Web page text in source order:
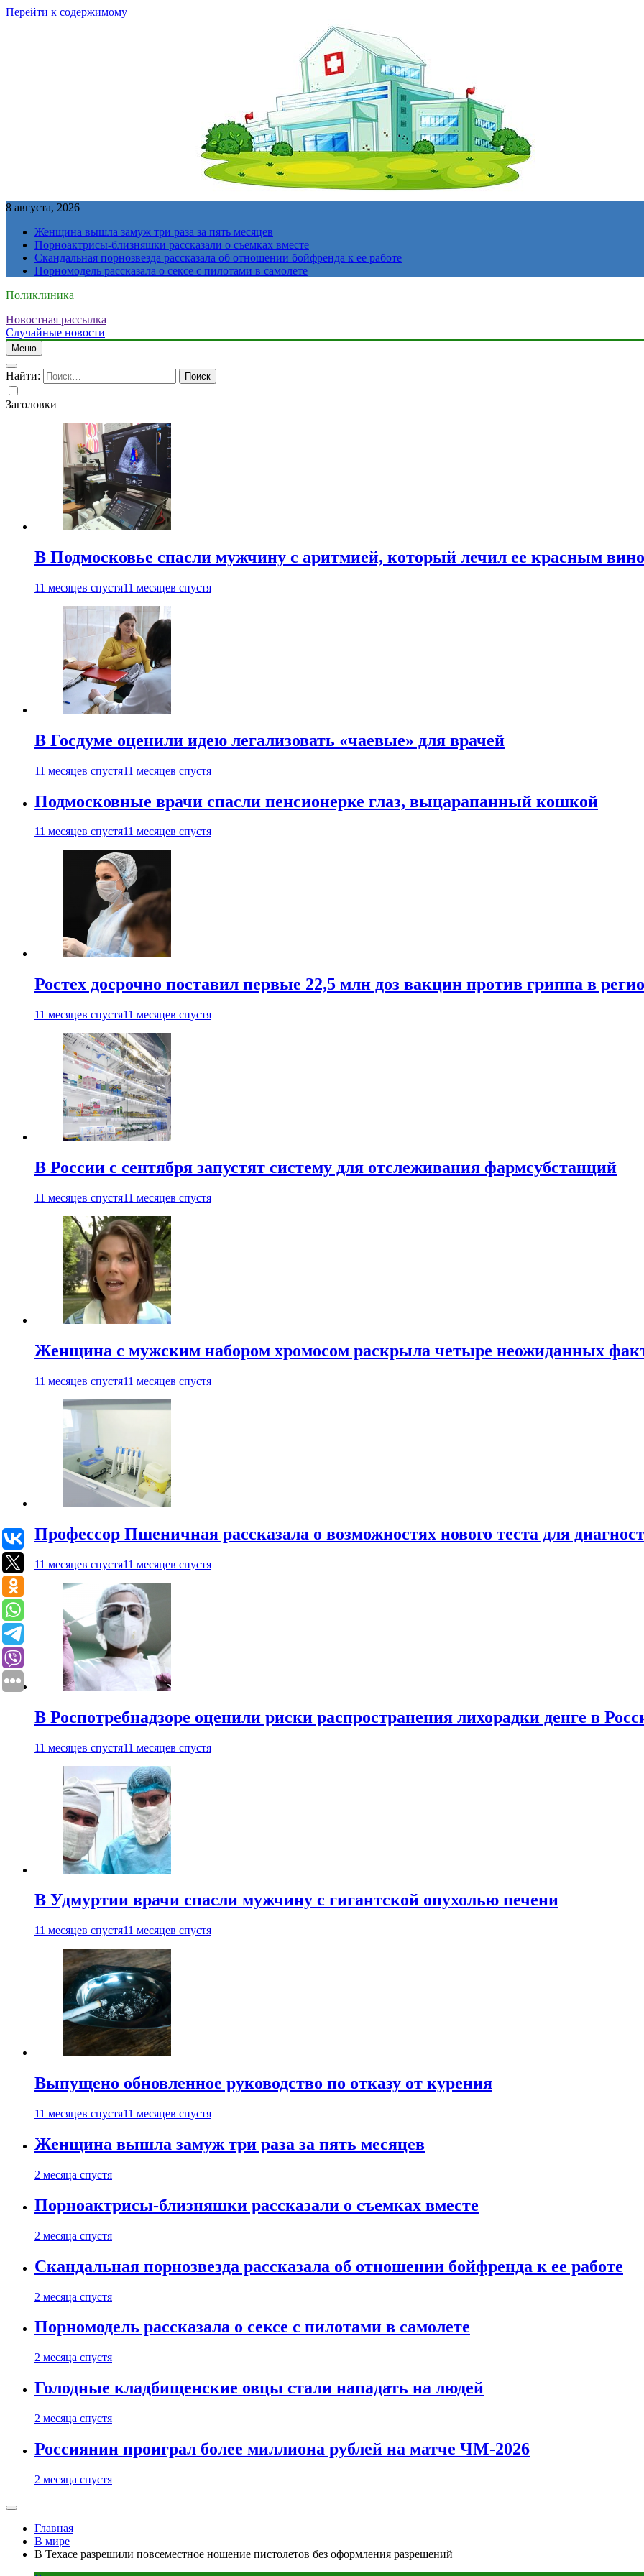
Перейти к содержимому
8 августа, 2026
Женщина вышла замуж три раза за пять месяцев
Порноактрисы-близняшки рассказали о съемках вместе
Скандальная порнозвезда рассказала об отношении бойфренда к ее работе
Порномодель рассказала о сексе с пилотами в самолете
Поликлиника
Новостная рассылка
Случайные новости
Меню
Найти:
Заголовки
В Подмосковье спасли мужчину с аритмией, который лечил ее красным
11 месяцев спустя11 месяцев спустя
В Госдуме оценили идею легализовать «чаевые» для врачей
11 месяцев спустя11 месяцев спустя
Подмосковные врачи спасли пенсионерке глаз, выцарапанный кошкой
11 месяцев спустя11 месяцев спустя
Ростех досрочно поставил первые 22,5 млн доз вакцин против гриппа в
11 месяцев спустя11 месяцев спустя
В России с сентября запустят систему для отслеживания фармсубстанций
11 месяцев спустя11 месяцев спустя
Женщина с мужским набором хромосом раскрыла четыре неожиданных
11 месяцев спустя11 месяцев спустя
Профессор Пшеничная рассказала о возможностях нового теста для
11 месяцев спустя11 месяцев спустя
В Роспотребнадзоре оценили риски распространения лихорадки денге в
11 месяцев спустя11 месяцев спустя
В Удмуртии врачи спасли мужчину с гигантской опухолью печени
11 месяцев спустя11 месяцев спустя
Выпущено обновленное руководство по отказу от курения
11 месяцев спустя11 месяцев спустя
Женщина вышла замуж три раза за пять месяцев
2 месяца спустя
Порноактрисы-близняшки рассказали о съемках вместе
2 месяца спустя
Скандальная порнозвезда рассказала об отношении бойфренда к ее работе
2 месяца спустя
Порномодель рассказала о сексе с пилотами в самолете
2 месяца спустя
Голодные кладбищенские овцы стали нападать на людей
2 месяца спустя
Россиянин проиграл более миллиона рублей на матче ЧМ-2026
2 месяца спустя
Главная
В мире
В Техасе разрешили повсеместное ношение пистолетов без оформления разрешений